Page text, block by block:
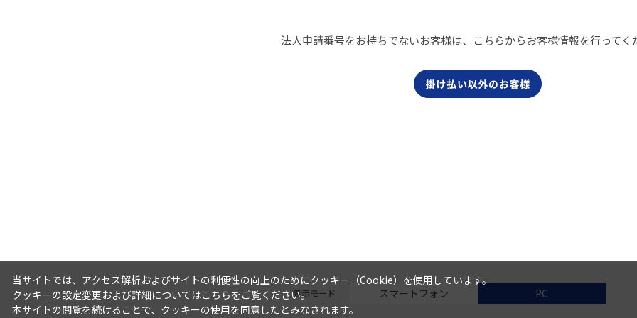
法人申請番号をお持ちでないお客様は、こちらからお客様情報を行ってく
表示モード スマートフォン PC
当サイトでは、アクセス解析およびサイトの利便性の向上のためにクッキー（Cookie）を使用しています。
クッキーの設定変更および詳細についてはこちらをご覧ください。
本サイトの閲覧を続けることで、クッキーの使用を同意したとみなされます。